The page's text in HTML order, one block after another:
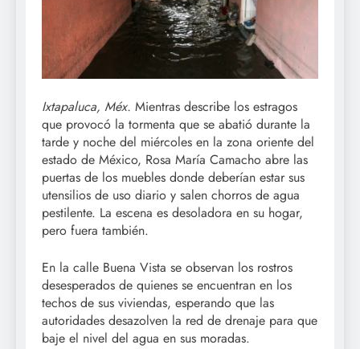
Ixtapaluca, Méx. Mientras describe los estragos
que provocó la tormenta que se abatió durante la
tarde y noche del miércoles en la zona oriente del
estado de México, Rosa María Camacho abre las
puertas de los muebles donde deberían estar sus
utensilios de uso diario y salen chorros de agua
pestilente. La escena es desoladora en su hogar,
pero fuera también.
En la calle Buena Vista se observan los rostros
desesperados de quienes se encuentran en los
techos de sus viviendas, esperando que las
autoridades desazolven la red de drenaje para que
baje el nivel del agua en sus moradas.